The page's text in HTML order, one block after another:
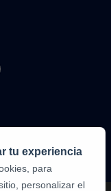
tu experiencia
para
personalizar el